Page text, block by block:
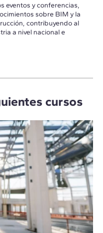
eventos y conferencias,
sobre BIM y la
contribuyendo al
a nivel nacional e
cursos